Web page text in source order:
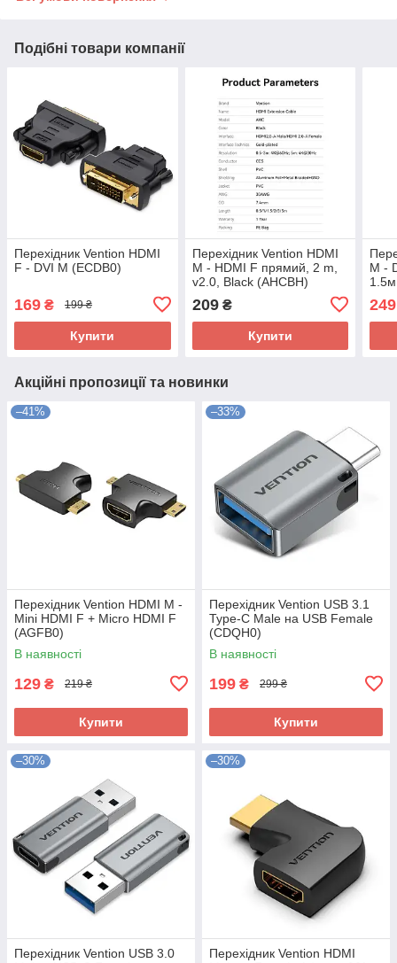
Подібні товари компанії
Перехідник Vention HDMI
F - DVI M (ECDB0)
169 ₴ 199 ₴
Купити
Перехідник Vention HDMI
M - HDMI F прямий, 2 m,
v2.0, Black (AHCBH)
209₴
Купити
M -
249
Акційні пропозиції та новинки
–41%
Перехідник Vention HDMI M -
Mini HDMI F + Micro HDMI F
(AGFB0)
В наявності
129 ₴ 219 ₴
Купити
–33%
Перехідник Vention USB 3.1
Type-C Male на USB Female
(CDQH0)
В наявності
199 ₴ 299 ₴
Купити
–30%
Перехідник Vention USB 3.0
–30%
Перехідник Vention HDMI